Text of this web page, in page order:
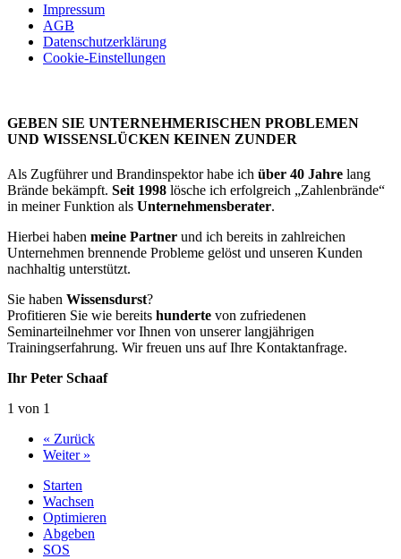
Impressum
AGB
Datenschutzerklärung
Cookie-Einstellungen
GEBEN SIE UNTERNEHMERISCHEN PROBLEMEN
UND WISSENSLÜCKEN KEINEN ZUNDER
Als Zugführer und Brandinspektor habe ich über 40 Jahre lang
Brände bekämpft. Seit 1998 lösche ich erfolgreich „Zahlenbrände“
in meiner Funktion als Unternehmensberater.
Hierbei haben meine Partner und ich bereits in zahlreichen
Unternehmen brennende Probleme gelöst und unseren Kunden
nachhaltig unterstützt.
Sie haben Wissensdurst?
Profitieren Sie wie bereits hunderte von zufriedenen
Seminarteilnehmer vor Ihnen von unserer langjährigen
Trainingserfahrung. Wir freuen uns auf Ihre Kontaktanfrage.
Ihr Peter Schaaf
1 von 1
« Zurück
Weiter »
Starten
Wachsen
Optimieren
Abgeben
SOS